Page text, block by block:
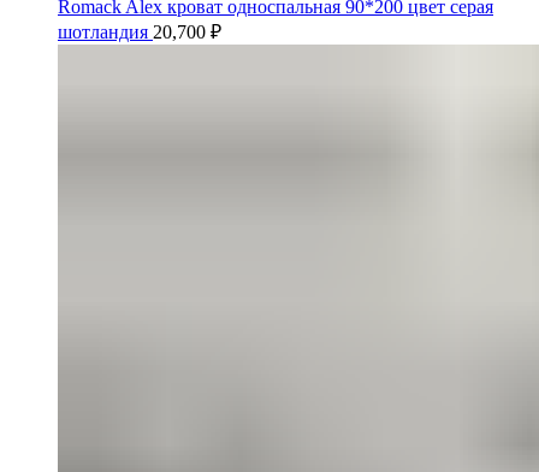
Romack Alex кроват односпальная 90*200 цвет серая
шотландия 20,700 ₽